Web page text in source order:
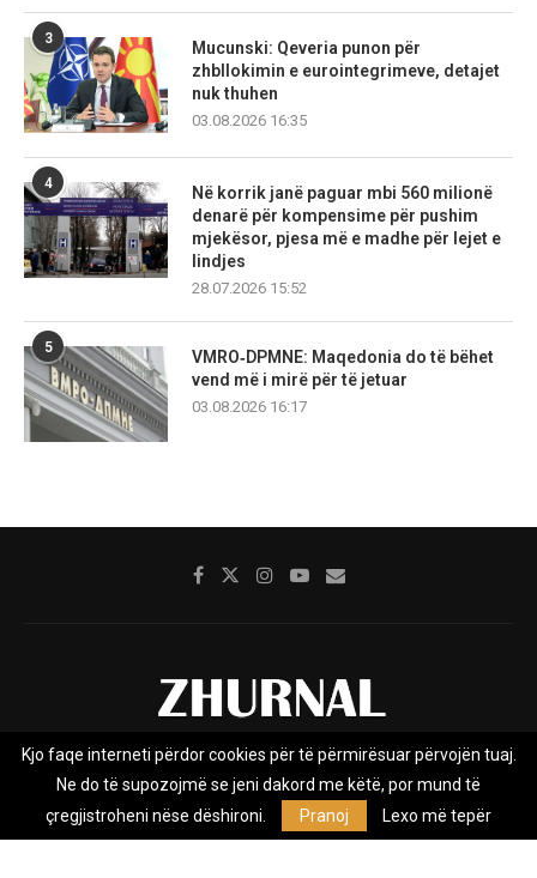
3
Mucunski: Qeveria punon për
zhbllokimin e eurointegrimeve, detajet
nuk thuhen
03.08.2026 16:35
4
Në korrik janë paguar mbi 560 milionë
denarë për kompensime për pushim
mjekësor, pjesa më e madhe për lejet e
lindjes
28.07.2026 15:52
5
VMRO‑DPMNE: Maqedonia do të bëhet
vend më i mirë për të jetuar
03.08.2026 16:17
Rreth nesh Impresumi Marketing
Privacy Policy
Zhurnal.mk është Agjenci e Lajmeve e pavarur, e themeluar në vitin
Kjo faqe interneti përdor cookies për të përmirësuar përvojën tuaj.
Ne do të supozojmë se jeni dakord me këtë, por mund të
çregjistroheni nëse dëshironi.
Pranoj Lexo më tepër